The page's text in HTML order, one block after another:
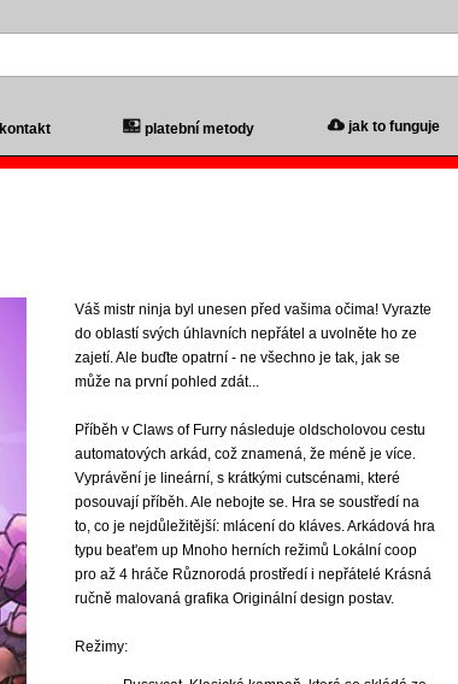
kontakt platební metody jak to funguje
Váš mistr ninja byl unesen před vašima očima! Vyrazte
do oblastí svých úhlavních nepřátel a uvolněte ho ze
zajetí. Ale buďte opatrní - ne všechno je tak, jak se
může na první pohled zdát...
Příběh v Claws of Furry následuje oldscholovou cestu
automatových arkád, což znamená, že méně je více.
Vyprávění je lineární, s krátkými cutscénami, které
posouvají příběh. Ale nebojte se. Hra se soustředí na
to, co je nejdůležitější: mlácení do kláves. Arkádová hra
typu beat'em up Mnoho herních režimů Lokální coop
pro až 4 hráče Různorodá prostředí i nepřátelé Krásná
ručně malovaná grafika Originální design postav.
Režimy: